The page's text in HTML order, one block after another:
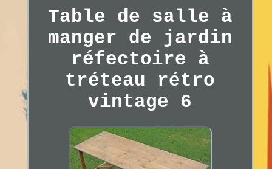
Table de salle à
manger de jardin
réfectoire à
tréteau rétro
vintage 6